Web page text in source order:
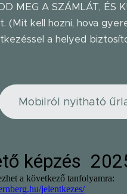
MEG A SZÁMLÁT, ÉS
(Mit kell hozni, hova
a helyed
Mobilról nyitható